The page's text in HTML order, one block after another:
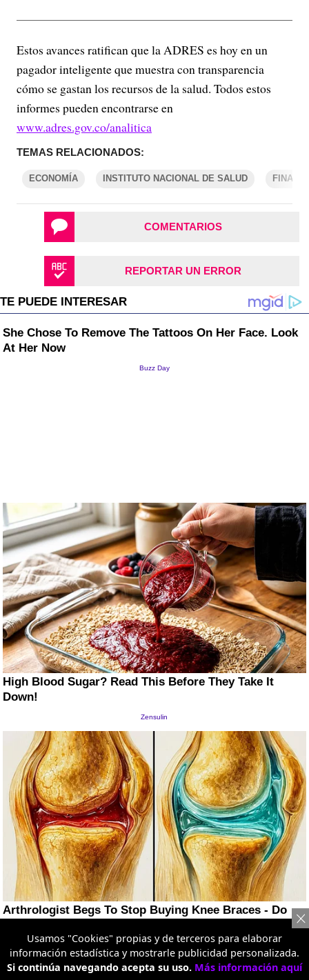
Estos avances ratifican que la ADRES es hoy en un
pagador inteligente que muestra con transparencia
cómo se gastan los recursos de la salud. Todos estos
informes pueden encontrarse en
www.adres.gov.co/analitica
TEMAS RELACIONADOS:
ECONOMÍA INSTITUTO NACIONAL DE SALUD
COMENTARIOS
REPORTAR UN ERROR
Usamos "Cookies" propias y de terceros para elaborar
información estadística y mostrarle publicidad personalizada.
Si continúa navegando acepta su uso. Más información aquí